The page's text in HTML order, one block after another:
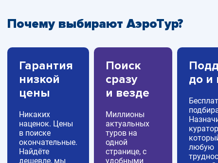
Почему выбирают АэроТур?
Гарантия
низкой
цены
Никаких
наценок. Цены
в поиске
окончательные.
Найдёте
дешевле, мы
Поиск
сразу
и везде
Миллионы
актуальных
туров на
одной
странице, с
удобными
до и
любую